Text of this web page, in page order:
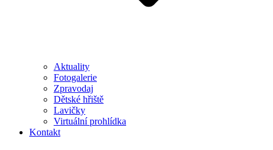
Aktuality
Fotogalerie
Zpravodaj
Dětské hřiště
Lavičky
Virtuální prohlídka
Kontakt